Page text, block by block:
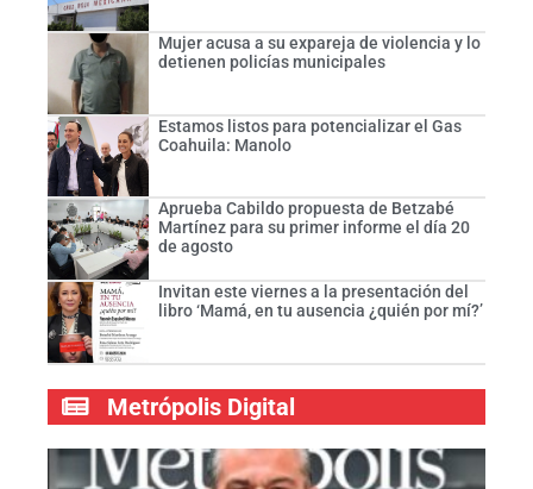
Mujer acusa a su expareja de violencia y lo
detienen policías municipales
Estamos listos para potencializar el Gas
Coahuila: Manolo
Aprueba Cabildo propuesta de Betzabé
Martínez para su primer informe el día 20
de agosto
Invitan este viernes a la presentación del
libro ‘Mamá, en tu ausencia ¿quién por mí?’
Metrópolis Digital